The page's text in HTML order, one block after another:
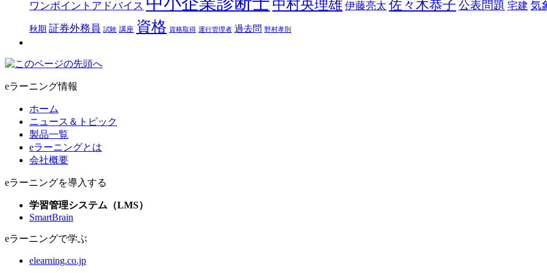
ワンポイントアドバイス 中村央理雄 伊藤亮太 佐々木恭子 公表問題 宅建 気
秋期 証券外務員 試験 講座 資格 資格取得 運行管理者 過去問 野村孝則
eラーニング情報
ホーム
ニュース＆トピック
製品一覧
eラーニングとは
会社概要
eラーニングを導入する
学習管理システム（LMS）
SmartBrain
eラーニングで学ぶ
elearning.co.jp